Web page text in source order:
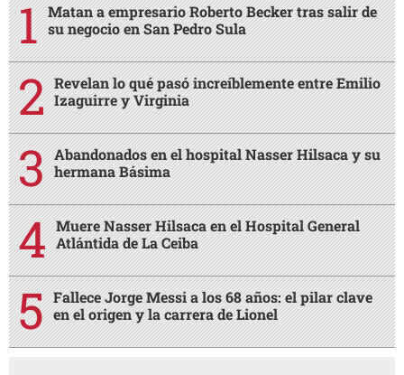
Matan a empresario Roberto Becker tras salir de
su negocio en San Pedro Sula
Revelan lo qué pasó increíblemente entre Emilio
Izaguirre y Virginia
Abandonados en el hospital Nasser Hilsaca y su
hermana Básima
Muere Nasser Hilsaca en el Hospital General
Atlántida de La Ceiba
Fallece Jorge Messi a los 68 años: el pilar clave
en el origen y la carrera de Lionel